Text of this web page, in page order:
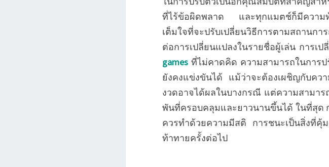
ที่ไร้ข้อผิดพลาด และทุกแมตช์ก็มีความ
เต็มใจที่จะปรับเปลี่ยนวิธีการตามสถานก
ต่อการเปลี่ยนแปลงในรายชื่อผู้เล่น การ
games ที่ไม่คาดคิด ความสามารถในการป
ยังคงแข่งขันได้ แม้ว่าจะต้องเผชิญกับค
งวดอาจได้ผลในบางกรณี แต่ความสามาร
พันที่ครอบคลุมและยาวนานขึ้นได้ ในที่สุด
ควรทำด้วยความมีสติ การชนะเป็นสิ่งที่
ท้าทายครั้งต่อไป